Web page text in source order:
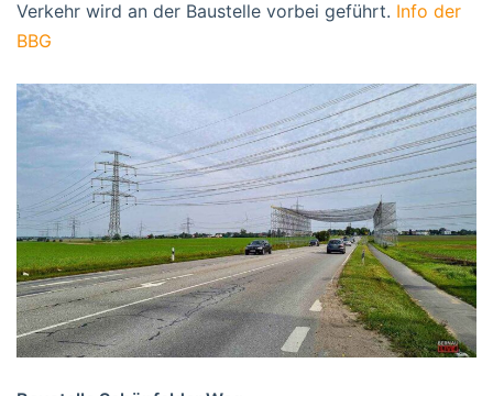
Verkehr wird an der Baustelle vorbei geführt. Info der
BBG